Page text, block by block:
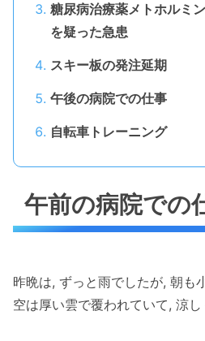
糖尿病治療薬メトホルミ
を疑った急患
スキー板の発注延期
午後の病院での仕事
自転車トレーニング
午前の病院での
昨晩は, ずっと雨でしたが, 朝も
空は厚い雲で覆われていて, 涼